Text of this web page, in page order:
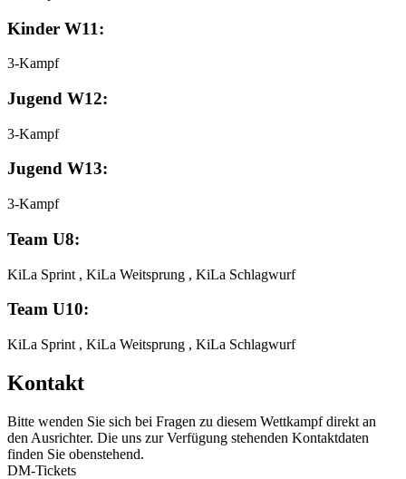
Kinder W11:
3-Kampf
Jugend W12:
3-Kampf
Jugend W13:
3-Kampf
Team U8:
KiLa Sprint , KiLa Weitsprung , KiLa Schlagwurf
Team U10:
KiLa Sprint , KiLa Weitsprung , KiLa Schlagwurf
Kontakt
Bitte wenden Sie sich bei Fragen zu diesem Wettkampf direkt an
den Ausrichter. Die uns zur Verfügung stehenden Kontaktdaten
finden Sie obenstehend.
DM-Tickets